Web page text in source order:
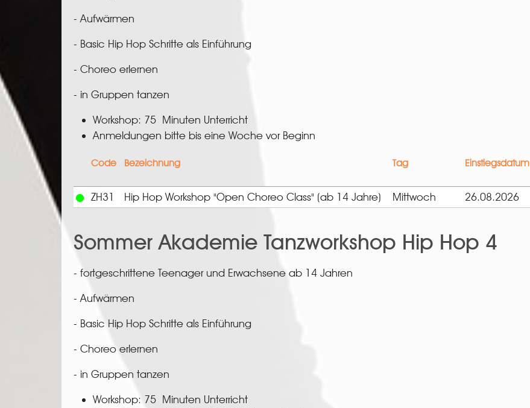
- Aufwärmen
- Basic Hip Hop Schritte als Einführung
- Choreo erlernen
- in Gruppen tanzen
Workshop: 75 Minuten Unterricht
Anmeldungen bitte bis eine Woche vor Beginn
Code Bezeichnung Tag Einstiegsdatum
ZH31 Hip Hop Workshop "Open Choreo Class" (ab 14 Jahre) Mittwoch 26.08.2026
Sommer Akademie Tanzworkshop Hip Hop 4
- fortgeschrittene Teenager und Erwachsene ab 14 Jahren
- Aufwärmen
- Basic Hip Hop Schritte als Einführung
- Choreo erlernen
- in Gruppen tanzen
Workshop: 75 Minuten Unterricht